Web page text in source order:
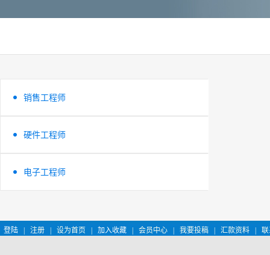
销售工程师
硬件工程师
电子工程师
登陆 注册 设为首页 加入收藏 会员中心 我要投稿 汇款资料